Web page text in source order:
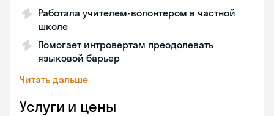
Работала учителем-волонтером в частной
школе
Помогает интровертам преодолевать
языковой барьер
Читать дальше
Услуги и цены